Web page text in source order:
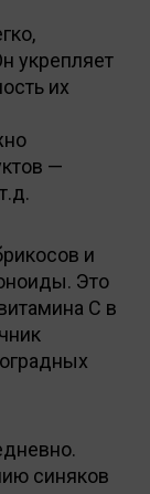
укрепляет
их
—
и
Это
С в
синяков